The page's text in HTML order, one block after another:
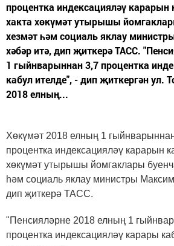
процентка индексацияләү карарын
хакта хөкүмәт утырышы
хезмәт һәм социаль яклау
хәбәр итә, дип җиткерә ТАСС.
1 гыйнварыннан 3,7 процентка
кабул ителде", - дип җиткергән ул.
2018 елның...
Хөкүмәт 2018 елның 1
процентка индексацияләү карарын
хөкүмәт утырышы йомгаклары
һәм социаль яклау министры
дип җиткерә ТАСС.
"Пенсияләрне 2018 елның 1
процентка индексацияләү карары